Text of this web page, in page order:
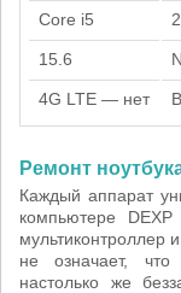
Core i5
15.6
4G LTE — нет
Ремонт
Каждый аппарат
компьютере
мультиконтроллер
не означает,
настолько же